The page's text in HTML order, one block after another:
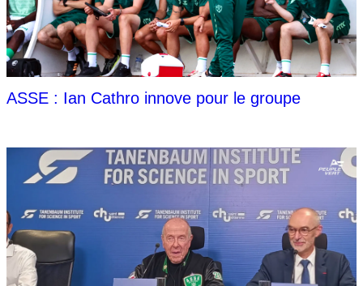
ASSE : Ian Cathro innove pour le groupe